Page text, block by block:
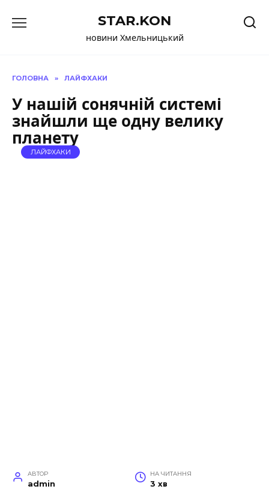
до
STAR.KON
новини Хмельницький
ГОЛОВНА » ЛАЙФХАКИ
У нашій сонячній системі
знайшли ще одну велику
планету
ЛАЙФХАКИ
АВТОР
admin
НА ЧИТАННЯ
3 хв